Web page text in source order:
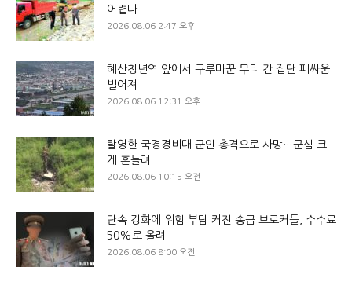
어렵다
2026.08.06 2:47 오후
혜산청년역 앞에서 구루마꾼 무리 간 집단 패싸움
벌어져
2026.08.06 12:31 오후
탈영한 국경경비대 군인 총격으로 사망…군심 크
게 흔들려
2026.08.06 10:15 오전
단속 강화에 위험 부담 커진 송금 브로커들, 수수료
50%로 올려
2026.08.06 8:00 오전